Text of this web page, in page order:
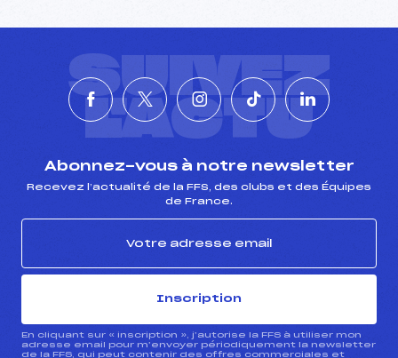
SUIVEZ
L'ACTU
Abonnez-vous à notre newsletter
Recevez l’actualité de la FFS, des clubs et des Équipes
de France.
Inscription
En cliquant sur « inscription », j’autorise la FFS à utiliser mon
adresse email pour m’envoyer périodiquement la newsletter
de la FFS, qui peut contenir des offres commerciales et